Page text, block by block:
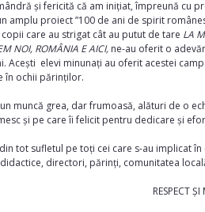
și fericită că am inițiat, împreună cu
amplu proiect ”100 de ani de spirit
care au strigat cât au putut de tare LA
NOI, ROMÂNIA E AICI, ne-au oferit o
Acești elevi minunați au oferit acestei
în ochii părinților.
muncă grea, dar frumoasă, alături de o
și pe care îi felicit pentru dedicare și
tot sufletul pe toți cei care s-au implicat
directori, părinți, comunitatea
RESPECT